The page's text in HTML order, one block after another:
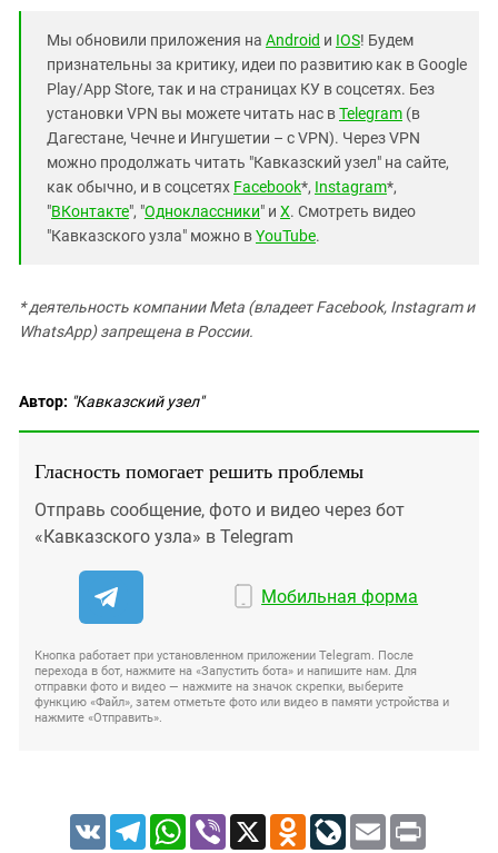
Мы обновили приложения на Android и IOS! Будем
признательны за критику, идеи по развитию как в Google
Play/App Store, так и на страницах КУ в соцсетях. Без
установки VPN вы можете читать нас вTelegram (в
Дагестане, Чечне и Ингушетии – с VPN). Через VPN
можно продолжать читать "Кавказский узел" на сайте,
как обычно, и в соцсетях Facebook*, Instagram*,
"ВКонтакте", "Одноклассники" и X. Смотреть видео
"Кавказского узла" можно вYouTube.
* деятельность компании Meta (владеет Facebook, Instagram и
WhatsApp) запрещена в России.
Автор: "Кавказский узел"
Гласность помогает решить проблемы
Отправь сообщение, фото и видео через бот
«Кавказского узла» в Telegram
Мобильная форма
Кнопка работает при установленном приложении Telegram. После
перехода в бот, нажмите на «Запустить бота» и напишите нам. Для
отправки фото и видео — нажмите на значок скрепки, выберите
функцию «Файл», затем отметьте фото или видео в памяти устройства и
нажмите «Отправить».
VK TelegramWhatsApp
Viber X Odnoklassniki
LiveJournal
Email Print